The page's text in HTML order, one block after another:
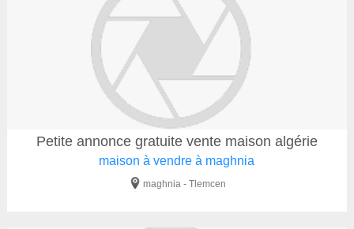
Petite annonce gratuite vente maison algérie
maison à vendre à maghnia
maghnia - Tlemcen